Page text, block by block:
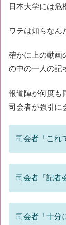
日本大学には危
ワテは知らなん
確かに上の動画
の中の一人の記
報道陣が何度も
司会者が強引に
司会者「これ
司会者「記者
司会者「十分